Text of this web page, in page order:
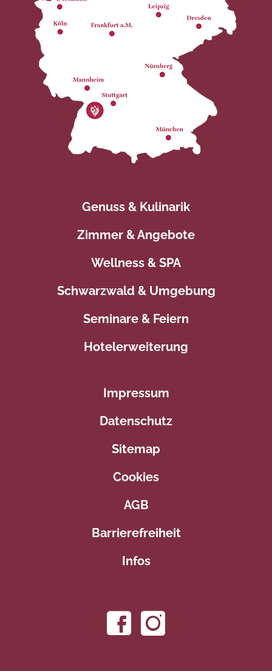
Genuss & Kulinarik
Zimmer & Angebote
Wellness & SPA
Schwarzwald & Umgebung
Seminare & Feiern
Hotelerweiterung
Impressum
Datenschutz
Sitemap
Cookies
AGB
Barrierefreiheit
Infos